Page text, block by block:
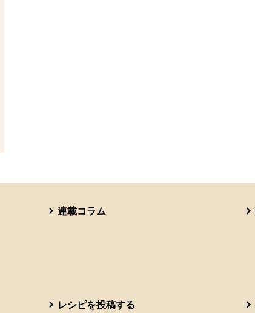
連載コラム
レシピを投稿する